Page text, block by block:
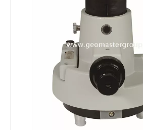
ปริซึมทรงกลม (5', เคลือบทองแดง)